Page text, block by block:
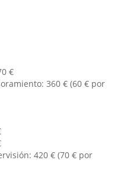
€
360 € (60 € por
420 € (70 € por